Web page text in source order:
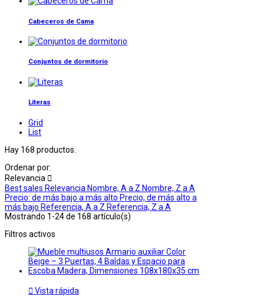
Cabeceros de Cama
Conjuntos de dormitorio
Literas
Grid
List
Hay 168 productos.
Ordenar por:
Relevancia 
Best sales Relevancia Nombre, A a Z Nombre, Z a A
Precio: de más bajo a más alto Precio, de más alto a
más bajo Referencia, A a Z Referencia, Z a A
Mostrando 1-24 de 168 artículo(s)
Filtros activos
 Vista rápida